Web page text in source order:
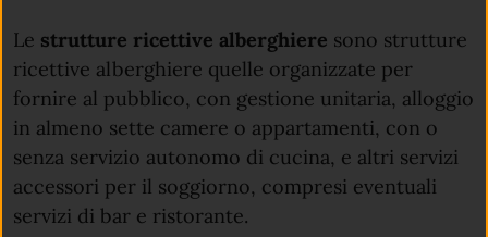
Le strutture ricettive alberghiere sono strutture
ricettive alberghiere quelle organizzate per
fornire al pubblico, con gestione unitaria, alloggio
in almeno sette camere o appartamenti, con o
senza servizio autonomo di cucina, e altri servizi
accessori per il soggiorno, compresi eventuali
servizi di bar e ristorante.